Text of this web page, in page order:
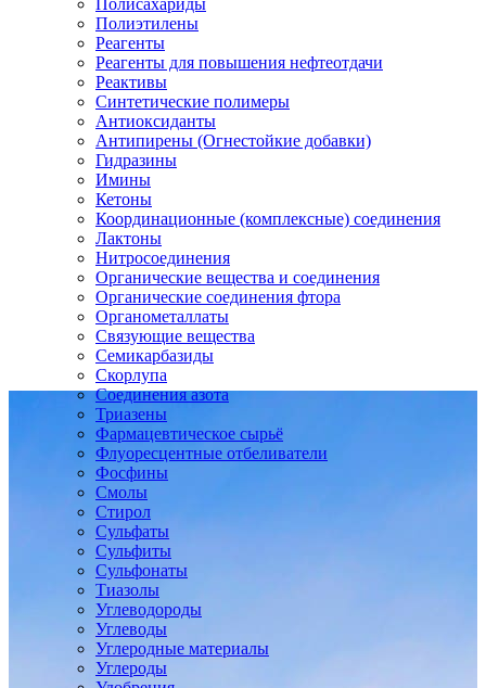
Полисахариды
Полиэтилены
Реагенты
Реагенты для повышения нефтеотдачи
Реактивы
Синтетические полимеры
Антиоксиданты
Антипирены (Огнестойкие добавки)
Гидразины
Имины
Кетоны
Координационные (комплексные) соединения
Лактоны
Нитросоединения
Органические вещества и соединения
Органические соединения фтора
Органометаллаты
Связующие вещества
Семикарбазиды
Скорлупа
Соединения азота
Триазены
Фармацевтическое сырьё
Флуоресцентные отбеливатели
Фосфины
Смолы
Стирол
Сульфаты
Сульфиты
Сульфонаты
Тиазолы
Углеводороды
Углеводы
Углеродные материалы
Углероды